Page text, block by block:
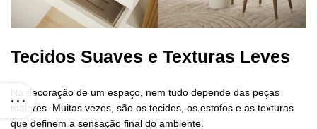
Tecidos Suaves e Texturas Leves
Na decoração de um espaço, nem tudo depende das peças
maiores. Muitas vezes, são os tecidos, os estofos e as texturas
que definem a sensação final do ambiente.